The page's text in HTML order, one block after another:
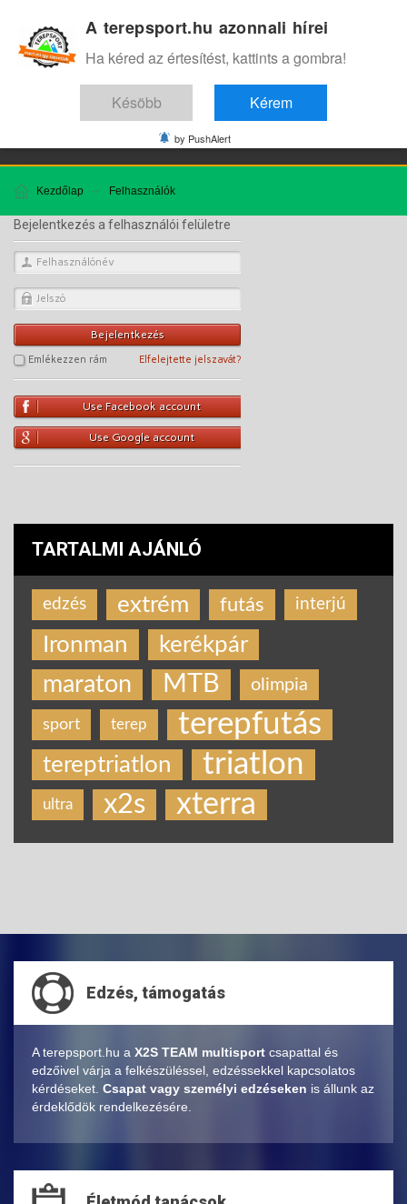
.
Kezdőlap Felhasználók
Bejelentkezés a felhasználói felületre
Bejelentkezés
Emlékezzen rám Elfelejtette jelszavát?
Use Facebook account
Use Google account
TARTALMI AJÁNLÓ
edzés extrém futás interjú
Ironman kerékpár
maraton MTB olimpia
sport terep terepfutás
tereptriatlon triatlon
ultra x2s xterra
Edzés, támogatás
A terepsport.hu a X2S TEAM multisport csapattal és
edzőivel várja a felkészüléssel, edzéssekkel kapcsolatos
kérdéseket. Csapat vagy személyi edzéseken is állunk az
érdeklődök rendelkezésére.
A terepsport.hu azonnali hírei
Ha kéred az értesítést, kattints a gombra!
Késöbb Kérem
by PushAlert